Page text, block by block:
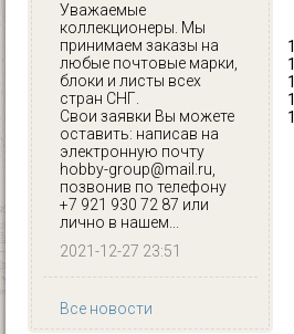
Уважаемые
коллекционеры. Мы
принимаем заказы на
любые почтовые марки,
блоки и листы всех
стран СНГ.
Свои заявки Вы можете
оставить: написав на
электронную почту
hobby-group@mail.ru,
позвонив по телефону
+7 921 930 72 87 или
лично в нашем...
2021-12-27 23:51
Все новости